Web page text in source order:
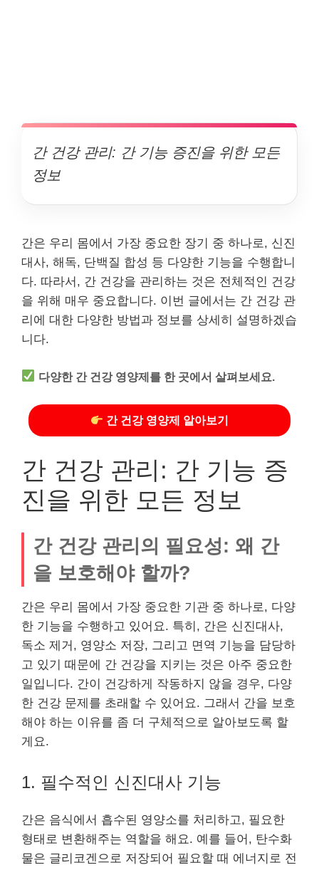
간 건강 관리: 간 기능 증진을 위한 모든
정보
간은 우리 몸에서 가장 중요한 장기 중 하나로, 신진
대사, 해독, 단백질 합성 등 다양한 기능을 수행합니
다. 따라서, 간 건강을 관리하는 것은 전체적인 건강
을 위해 매우 중요합니다. 이번 글에서는 간 건강 관
리에 대한 다양한 방법과 정보를 상세히 설명하겠습
니다.
다양한 간 건강 영양제를 한 곳에서 살펴보세요.
간 건강 영양제 알아보기
간 건강 관리: 간 기능 증
진을 위한 모든 정보
간 건강 관리의 필요성: 왜 간
을 보호해야 할까?
간은 우리 몸에서 가장 중요한 기관 중 하나로, 다양
한 기능을 수행하고 있어요. 특히, 간은 신진대사,
독소 제거, 영양소 저장, 그리고 면역 기능을 담당하
고 있기 때문에 간 건강을 지키는 것은 아주 중요한
일입니다. 간이 건강하게 작동하지 않을 경우, 다양
한 건강 문제를 초래할 수 있어요. 그래서 간을 보호
해야 하는 이유를 좀 더 구체적으로 알아보도록 할
게요.
1. 필수적인 신진대사 기능
간은 음식에서 흡수된 영양소를 처리하고, 필요한
형태로 변환해주는 역할을 해요. 예를 들어, 탄수화
물은 글리코겐으로 저장되어 필요할 때 에너지로 전